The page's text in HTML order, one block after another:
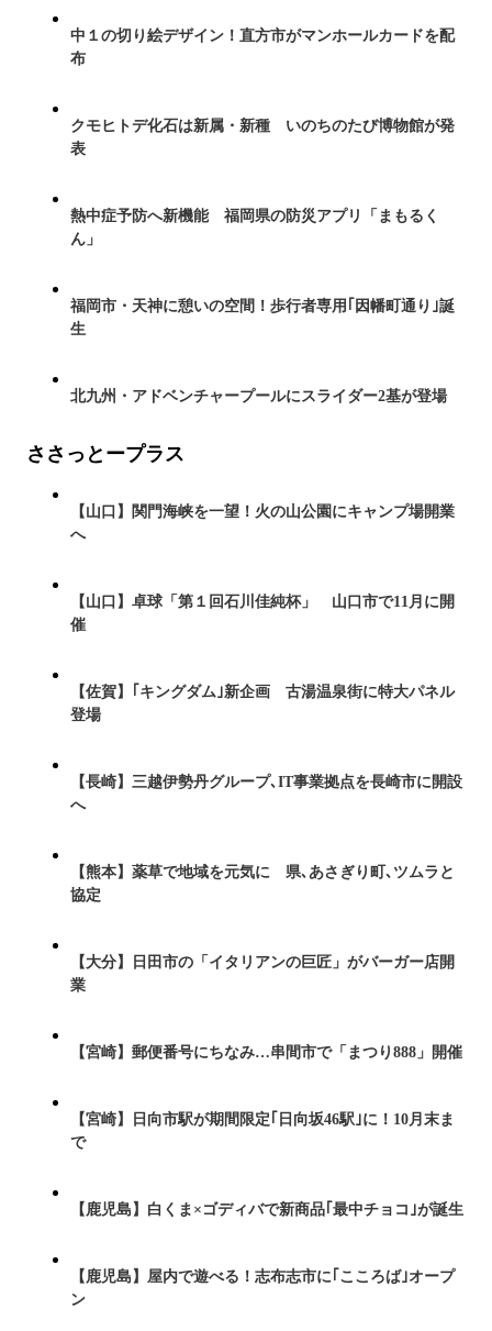
中１の切り絵デザイン！直方市がマンホールカードを配
布
クモヒトデ化石は新属・新種 いのちのたび博物館が発
表
熱中症予防へ新機能 福岡県の防災アプリ「まもるく
ん」
福岡市・天神に憩いの空間！歩行者専用｢因幡町通り｣誕
生
北九州・アドベンチャープールにスライダー2基が登場
ささっとープラス
【山口】関門海峡を一望！火の山公園にキャンプ場開業
へ
【山口】卓球「第１回石川佳純杯」 山口市で11月に開
催
【佐賀】｢キングダム｣新企画 古湯温泉街に特大パネル
登場
【長崎】三越伊勢丹グループ､IT事業拠点を長崎市に開設
へ
【熊本】薬草で地域を元気に 県､あさぎり町､ツムラと
協定
【大分】日田市の「イタリアンの巨匠」がバーガー店開
業
【宮崎】郵便番号にちなみ…串間市で「まつり888」開催
【宮崎】日向市駅が期間限定｢日向坂46駅｣に！10月末ま
で
【鹿児島】白くま×ゴディバで新商品｢最中チョコ｣が誕生
【鹿児島】屋内で遊べる！志布志市に｢こころば｣オープ
ン